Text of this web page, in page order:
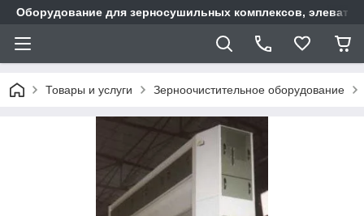
Оборудование для зерносушильных комплексов,
Товары и услуги Зерноочистительное оборудование